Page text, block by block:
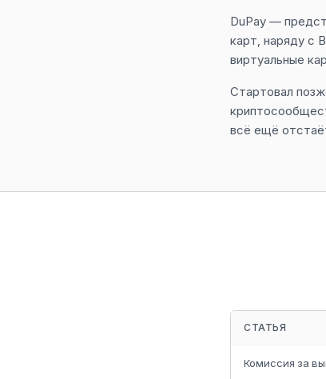
DuPay —
карт, наряду с
виртуальные
Стартовал
всё ещё
СТАТЬЯ
Комиссия за